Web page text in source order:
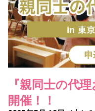
『親同士の代
開催！！